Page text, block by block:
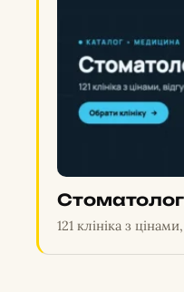
121 клініка з